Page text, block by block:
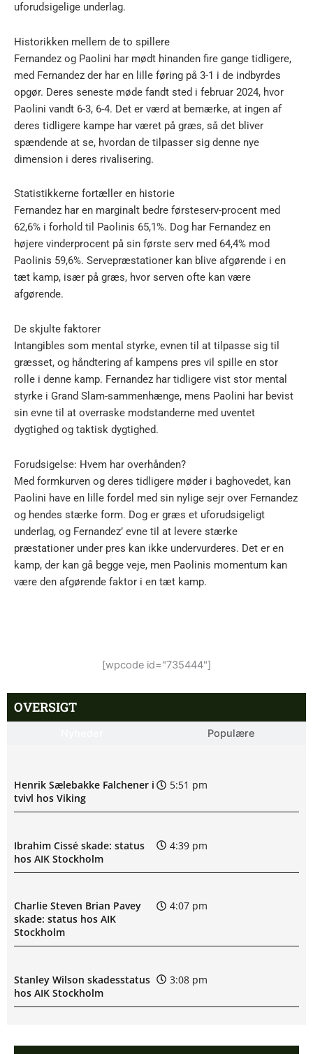
uforudsigelige underlag.
Historikken mellem de to spillere
Fernandez og Paolini har mødt hinanden fire gange tidligere,
med Fernandez der har en lille føring på 3-1 i de indbyrdes
opgør. Deres seneste møde fandt sted i februar 2024, hvor
Paolini vandt 6-3, 6-4. Det er værd at bemærke, at ingen af
deres tidligere kampe har været på græs, så det bliver
spændende at se, hvordan de tilpasser sig denne nye
dimension i deres rivalisering.
Statistikkerne fortæller en historie
Fernandez har en marginalt bedre førsteserv-procent med
62,6% i forhold til Paolinis 65,1%. Dog har Fernandez en
højere vinderprocent på sin første serv med 64,4% mod
Paolinis 59,6%. Servepræstationer kan blive afgørende i en
tæt kamp, især på græs, hvor serven ofte kan være
afgørende.
De skjulte faktorer
Intangibles som mental styrke, evnen til at tilpasse sig til
græsset, og håndtering af kampens pres vil spille en stor
rolle i denne kamp. Fernandez har tidligere vist stor mental
styrke i Grand Slam-sammenhænge, mens Paolini har bevist
sin evne til at overraske modstanderne med uventet
dygtighed og taktisk dygtighed.
Forudsigelse: Hvem har overhånden?
Med formkurven og deres tidligere møder i baghovedet, kan
Paolini have en lille fordel med sin nylige sejr over Fernandez
og hendes stærke form. Dog er græs et uforudsigeligt
underlag, og Fernandez’ evne til at levere stærke
præstationer under pres kan ikke undervurderes. Det er en
kamp, der kan gå begge veje, men Paolinis momentum kan
være den afgørende faktor i en tæt kamp.
[wpcode id="735444"]
OVERSIGT
Populære
Henrik Sælebakke Falchener i
tvivl hos Viking
5:51 pm
Ibrahim Cissé skade: status
hos AIK Stockholm
4:39 pm
Charlie Steven Brian Pavey
skade: status hos AIK
Stockholm
4:07 pm
Stanley Wilson skadesstatus
hos AIK Stockholm
3:08 pm